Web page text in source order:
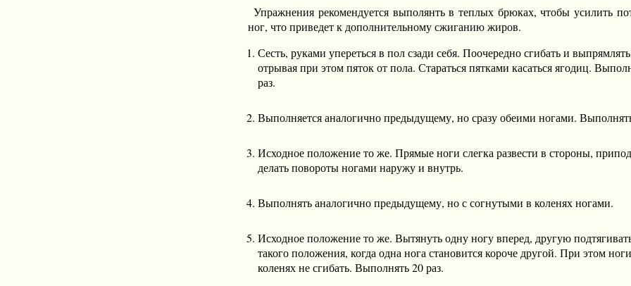
Упражнения рекомендуется выполянть в теплых брюках, чтобы усилить
ног, что приведет к дополнительному сжиганию жиров.
Сесть, руками упереться в пол сзади себя. Поочередно сгибать и
отрывая при этом пяток от пола. Стараться пятками касаться ягодиц.
раз.
Выполняется аналогично предыдущему, но сразу обеими ногами.
Исходное положение то же. Прямые ноги слегка развести в стороны,
делать повороты ногами наружу и внутрь.
Выполнять аналогично предыдущему, но с согнутыми в коленях ногами.
Исходное положение то же. Вытянуть одну ногу вперед, другую
такого положения, когда одна нога становится короче другой. При этом
коленях не сгибать. Выполнять 20 раз.